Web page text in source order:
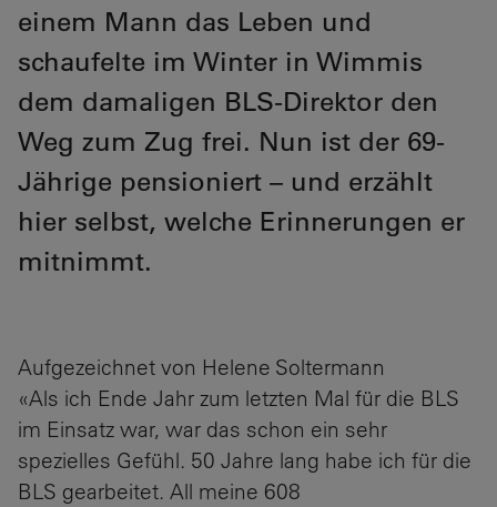
einem Mann das Leben und
schaufelte im Winter in Wimmis
dem damaligen BLS-Direktor den
Weg zum Zug frei. Nun ist der 69-
Jährige pensioniert – und erzählt
hier selbst, welche Erinnerungen er
mitnimmt.
Aufgezeichnet von Helene Soltermann
«Als ich Ende Jahr zum letzten Mal für die BLS
im Einsatz war, war das schon ein sehr
spezielles Gefühl. 50 Jahre lang habe ich für die
BLS gearbeitet. All meine 608